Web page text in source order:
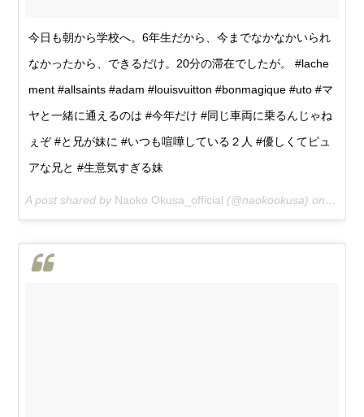
今日も朝から学校へ。6年生だから、今までなかなかいられ
なかったから、できるだけ。20分の滞在でしたが。 #lache
ment #allsaints #adam #louisvuitton #bonmagique #uto #マ
ヤと一緒に通えるのは #今年だけ #同じ車両に乗るんじゃね
ぇぞ #と兄が妹に #いつも喧嘩している２人 #優しくてピュ
アな兄と #生意気すぎる妹
A post shared by Naoko Okusa_official (@naokookusa) on Feb